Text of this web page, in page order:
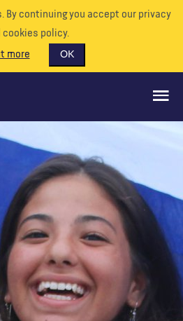
By continuing you accept our privacy
cookies policy.
more
OK